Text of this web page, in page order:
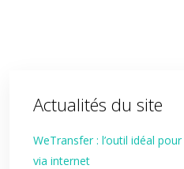
Actualités du site
WeTransfer : l’outil idéal
via internet